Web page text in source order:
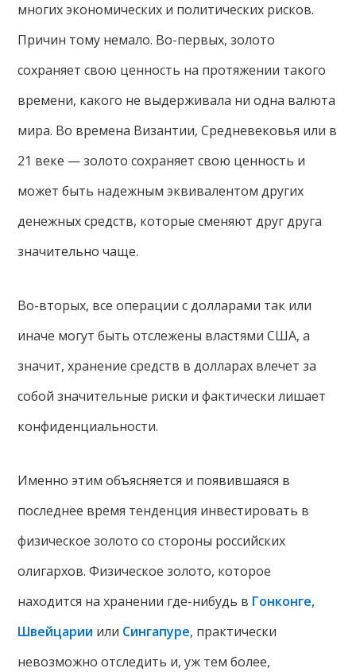
многих экономических и политических рисков.
Причин тому немало. Во-первых, золото
сохраняет свою ценность на протяжении такого
времени, какого не выдерживала ни одна валюта
мира. Во времена Византии, Средневековья или в
21 веке — золото сохраняет свою ценность и
может быть надежным эквивалентом других
денежных средств, которые сменяют друг друга
значительно чаще.
Во-вторых, все операции с долларами так или
иначе могут быть отслежены властями США, а
значит, хранение средств в долларах влечет за
собой значительные риски и фактически лишает
конфиденциальности.
Именно этим объясняется и появившаяся в
последнее время тенденция инвестировать в
физическое золото со стороны российских
олигархов. Физическое золото, которое
находится на хранении где-нибудь в Гонконге,
Швейцарии или Сингапуре, практически
невозможно отследить и, уж тем более,